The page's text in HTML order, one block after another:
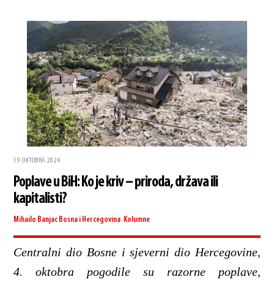
19 OKTOBRA 2024
Poplave u BiH: Ko je kriv – priroda, država ili
kapitalisti?
Mihailo Banjac Bosna i Hercegovina Kolumne
Centralni dio Bosne i sjeverni dio Hercegovine,
4. oktobra pogodile su razorne poplave,